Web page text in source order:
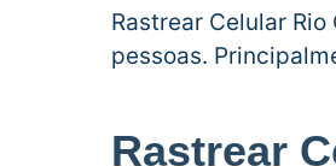
Rastrear Celular
pessoas.
Rastrear